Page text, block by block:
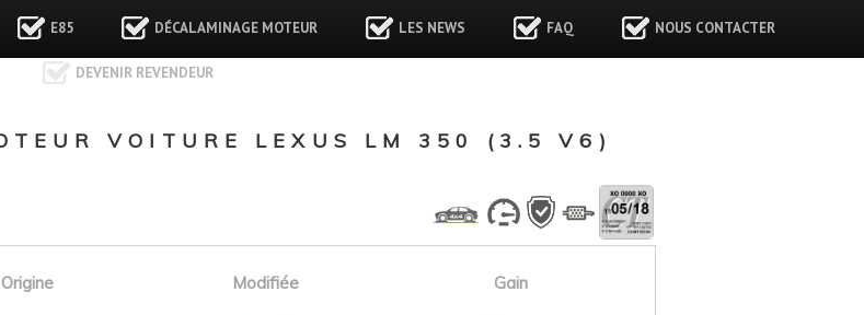
E85 DÉCALAMINAGE MOTEUR LES NEWS FAQ NOUS CONTACTER
DEVENIR REVENDEUR
VOITURE LEXUS LM 350 (3.5 V6)
Origine Modifiée Gain